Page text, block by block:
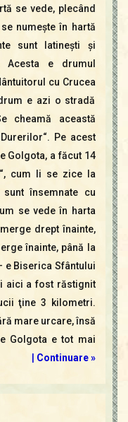
se vede, plecând
numeşte în hartă
sunt latineşti şi
Acesta e drumul
cu Crucea
e azi o stradă
cheamă această
Pe acest
Golgota, a făcut 14
cum li se zice la
însemnate cu
se vede în harta
drept înainte,
înainte, până la
e Biserica Sfântului
aici a fost răstignit
ţine 3 kilometri.
mare urcare, însă
Golgota e tot mai
| Continuare »